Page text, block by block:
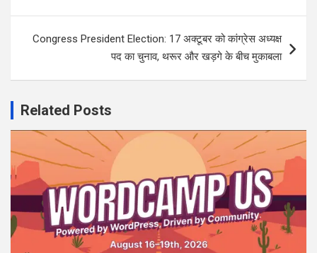
Congress President Election: 17 अक्टूबर को कांग्रेस अध्यक्ष
पद का चुनाव, थरूर और खड़गे के बीच मुकाबला
Related Posts